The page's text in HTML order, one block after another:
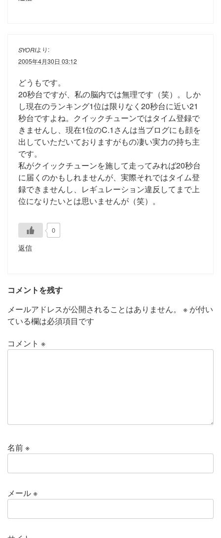
SYORIより:
2005年4月30日 03:12
どうもです。
20秒台ですが、私の脳内では無理です（笑）。しか
し現在のランキング1位は限りなく20秒台に近い21
秒台ですよね。クイックチューンではタイム登録で
きませんし、現在1位のC.1さんは当ブログにも顔を
出していただいておりますがもの凄い実力の持ち主
です。
私がクイックチューンを施して走ってみれば20秒台
に届くのかもしれませんが、実際それではタイム登
録できませんし、レギュレーション違反してまで上
位になりたいとは思いませんが（笑）。
0
返信
コメントを残す
メールアドレスが公開されることはありません。
※ が付い
ている欄は必須項目です
コメント ※
名前※
メール※